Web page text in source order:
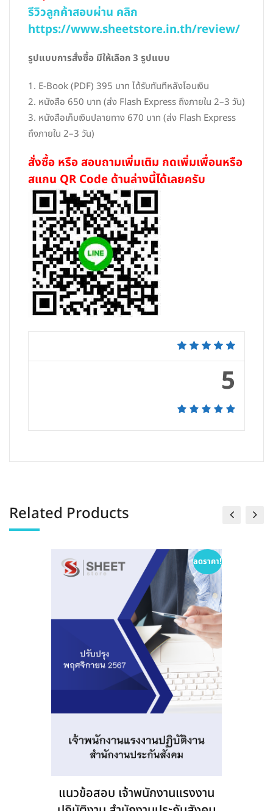
รีวิวลูกค้าสอบผ่าน คลิก
https://www.sheetstore.in.th/review/
รูปแบบการสั่งซื้อ มีให้เลือก 3 รูปแบบ
1. E-Book (PDF) 395 บาท ได้รับทันทีหลังโอนเงิน
2. หนังสือ 650 บาท (ส่ง Flash Express ถึงภายใน 2–3 วัน)
3. หนังสือเก็บเงินปลายทาง 670 บาท (ส่ง Flash Express
ถึงภายใน 2–3 วัน)
สั่งซื้อ หรือ สอบถามเพิ่มเติม กดเพิ่มเพื่อนหรือ
สแกน QR Code ด้านล่างนี้ได้เลยครับ
5
Related Products
ลดราคา!
แนวข้อสอบ เจ้าพนักงานแรงงาน